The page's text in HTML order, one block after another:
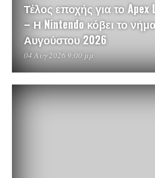
Τέλος εποχής για το Apex
– Η Nintendo κόβει το
Αυγούστου 2026
04 Αυγ 2026 9:00 μμ